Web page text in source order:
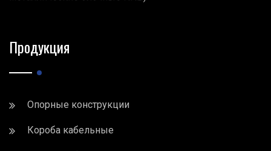
Продукция
Опорные конструкции
Короба кабельные